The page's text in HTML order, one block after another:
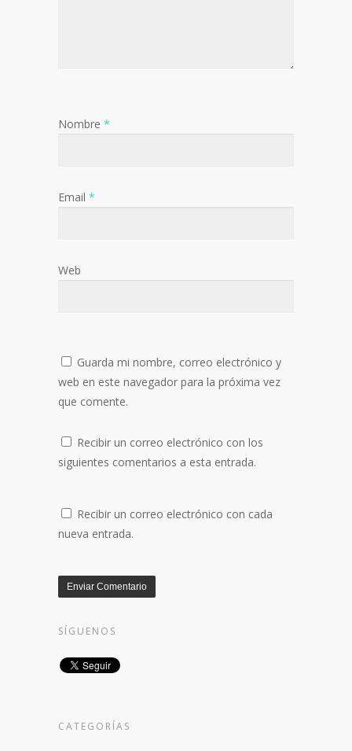
Nombre *
Email *
Web
Guarda mi nombre, correo electrónico y
web en este navegador para la próxima vez
que comente.
Recibir un correo electrónico con los
siguientes comentarios a esta entrada.
Recibir un correo electrónico con cada
nueva entrada.
SÍGUENOS
CATEGORÍAS